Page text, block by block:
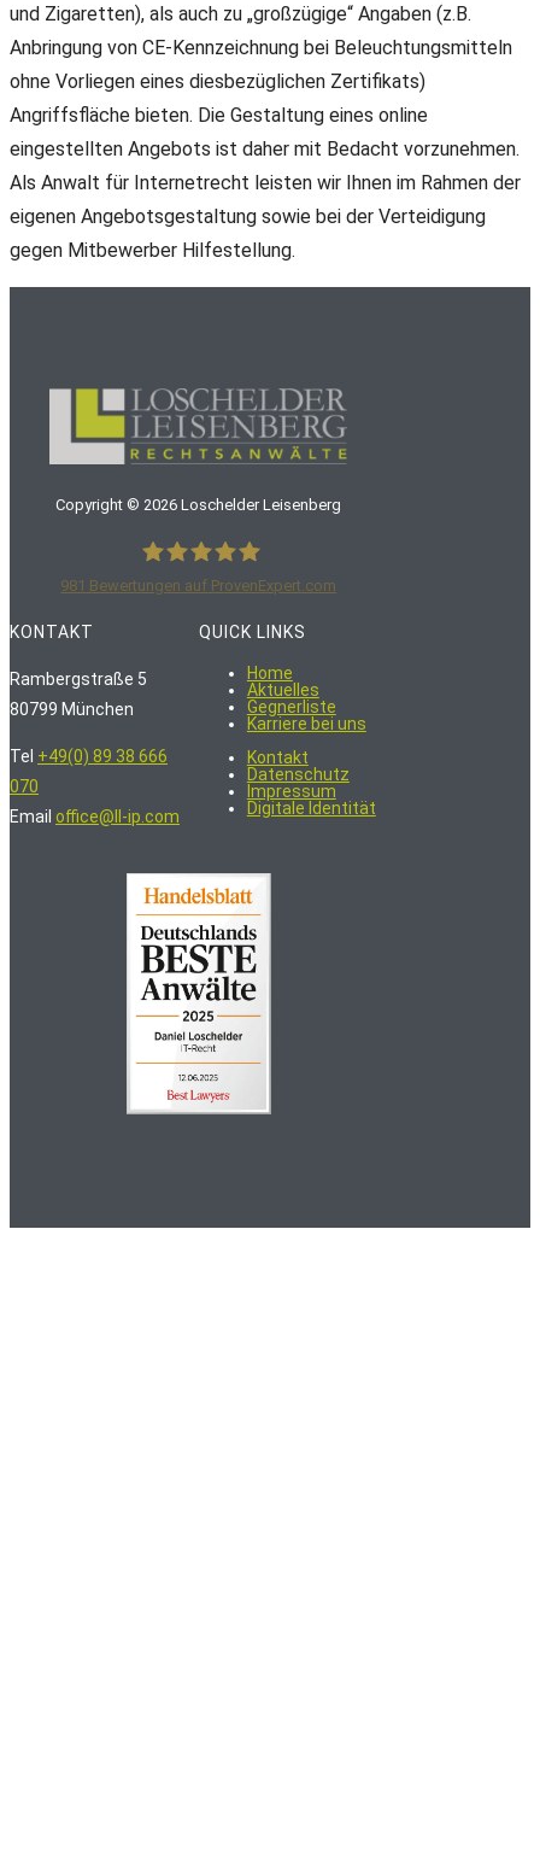
und Zigaretten), als auch zu „großzügige“ Angaben (z.B.
Anbringung von CE-Kennzeichnung bei Beleuchtungsmitteln
ohne Vorliegen eines diesbezüglichen Zertifikats)
Angriffsfläche bieten. Die Gestaltung eines online
eingestellten Angebots ist daher mit Bedacht vorzunehmen.
Als Anwalt für Internetrecht leisten wir Ihnen im Rahmen der
eigenen Angebotsgestaltung sowie bei der Verteidigung
gegen Mitbewerber Hilfestellung.
Copyright © 2026 Loschelder Leisenberg
LoschelderLeisenberg Rechtsanwälte
981 Bewertungen auf ProvenExpert.com
KONTAKT
Rambergstraße 5
80799 München
Tel +49(0) 89 38 666
070
Email office@ll-ip.com
QUICK LINKS
Home
Aktuelles
Gegnerliste
Karriere bei uns
Kontakt
Datenschutz
Impressum
Digitale Identität